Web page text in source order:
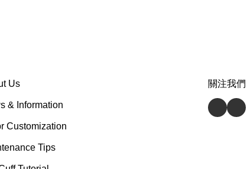
Us
& Information
Customization
Tips
關注我們